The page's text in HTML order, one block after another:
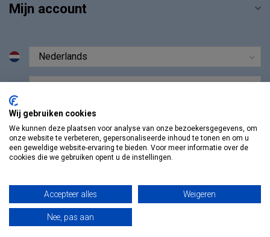
Mijn account
© Copyright 2026 Vosmedisch.nl - A. Vos en Zoons B.V.
Wij gebruiken cookies
We kunnen deze plaatsen voor analyse van onze bezoekersgegevens, om
onze website te verbeteren, gepersonaliseerde inhoud te tonen en om u
een geweldige website-ervaring te bieden. Voor meer informatie over de
cookies die we gebruiken opent u de instellingen.
Accepteer alles Weigeren
Nee, pas aan